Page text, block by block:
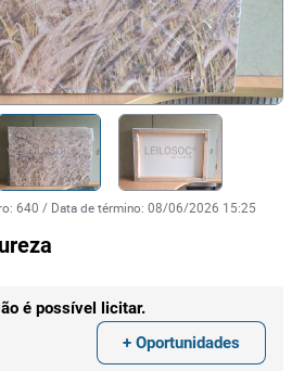
: 640 / Data de término: 08/06/2026 15:25
é possível licitar.
+ Oportunidades